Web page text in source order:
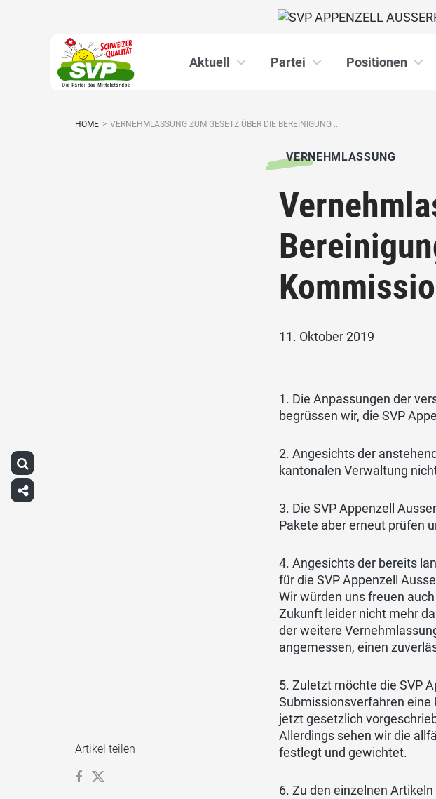
Aktuell Partei Positionen
HOME > VERNEHMLASSUNG ZUM GESETZ ÜBER DIE BEREINIGUNG ...
VERNEHMLASSUNG
11. Oktober 2019
1. Die Anpassungen der
begrüssen wir, die SVP
2. Angesichts der
kantonalen Verwaltung
3. Die SVP Appenzell
Pakete aber erneut prüfen
4. Angesichts der bereits
für die SVP Appenzell
Wir würden uns freuen
Zukunft leider nicht mehr
der weitere
angemessen, einen
5. Zuletzt möchte die SVP
Submissionsverfahren
jetzt gesetzlich
Allerdings sehen wir die
festlegt und gewichtet.
6. Zu den einzelnen
Artikel teilen